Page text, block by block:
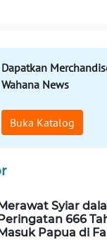
Dapatkan
Wahana News
Buka Katalog
Syiar
666
Papua di